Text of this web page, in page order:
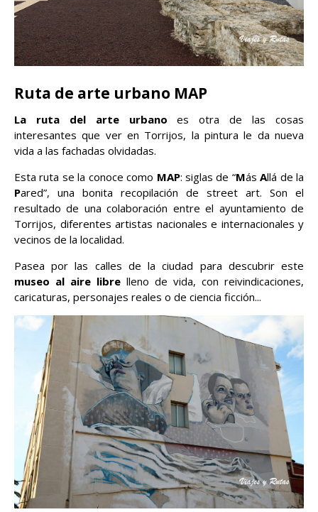
Ruta de arte urbano MAP
La ruta del arte urbano es otra de las cosas
interesantes que ver en Torrijos, la pintura le da nueva
vida a las fachadas olvidadas.
Esta ruta se la conoce como MAP: siglas de “MásAllá de la
Pared”, una bonita recopilación de street art. Son el
resultado de una colaboración entre el ayuntamiento de
Torrijos, diferentes artistas nacionales e internacionales y
vecinos de la localidad.
Pasea por las calles de la ciudad para descubrir este
museo al aire libre lleno de vida, con reivindicaciones,
caricaturas, personajes reales o de ciencia ficción...